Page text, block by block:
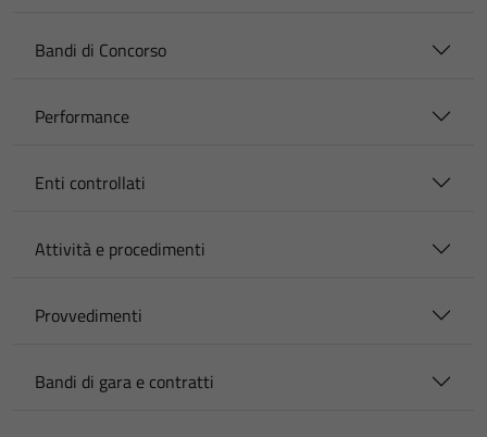
Bandi di Concorso
Performance
Enti controllati
Attività e procedimenti
Provvedimenti
Bandi di gara e contratti